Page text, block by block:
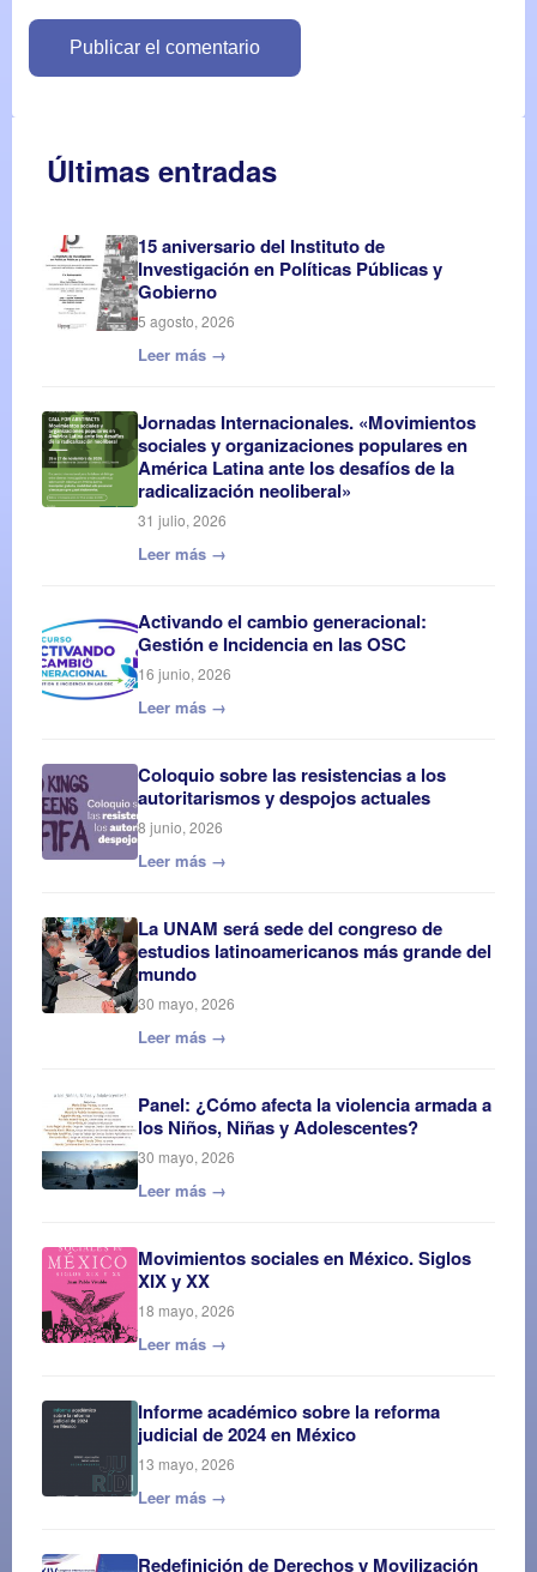
Últimas entradas
15 aniversario del Instituto de
Investigación en Políticas Públicas y
Gobierno
5 agosto, 2026
Leer más →
Jornadas Internacionales. «Movimientos
sociales y organizaciones populares en
América Latina ante los desafíos de la
radicalización neoliberal»
31 julio, 2026
Leer más →
Activando el cambio generacional:
Gestión e Incidencia en las OSC
16 junio, 2026
Leer más →
Coloquio sobre las resistencias a los
autoritarismos y despojos actuales
8 junio, 2026
Leer más →
La UNAM será sede del congreso de
estudios latinoamericanos más grande del
mundo
30 mayo, 2026
Leer más →
Panel: ¿Cómo afecta la violencia armada a
los Niños, Niñas y Adolescentes?
30 mayo, 2026
Leer más →
Movimientos sociales en México. Siglos
XIX y XX
18 mayo, 2026
Leer más →
Informe académico sobre la reforma
judicial de 2024 en México
13 mayo, 2026
Leer más →
Redefinición de Derechos y Movilización